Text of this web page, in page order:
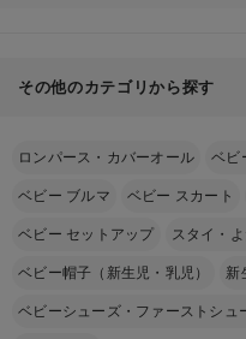
その他のカテゴリから探す
ロンパース・カバーオール ベビ
ベビー ブルマ ベビー スカート
ベビー セットアップ スタイ・
ベビー帽子（新生児・乳児） 新
ベビーシューズ・ファーストシュ